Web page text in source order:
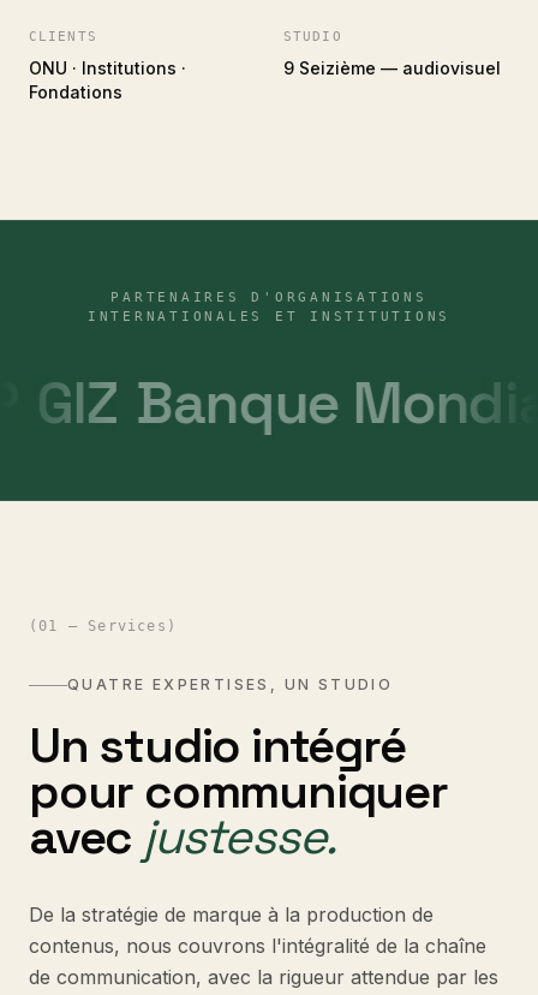
CLIENTS
ONU · Institutions ·
Fondations
STUDIO
9 Seizième — audiovisuel
PARTENAIRES D'ORGANISATIONS
INTERNATIONALES ET INSTITUTIONS
GIZ Banque
( 01 — Services )
QUATRE EXPERTISES, UN STUDIO
Un studio intégré
pour communiquer
avec justesse.
De la stratégie de marque à la production de
contenus, nous couvrons l'intégralité de la chaîne
de communication, avec la rigueur attendue par les